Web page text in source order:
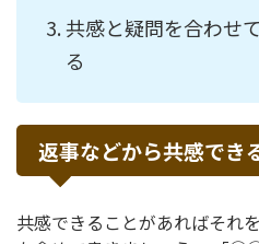
共感と疑問を合わせ
る
返事などから共感でき
共感できることがあればそれ